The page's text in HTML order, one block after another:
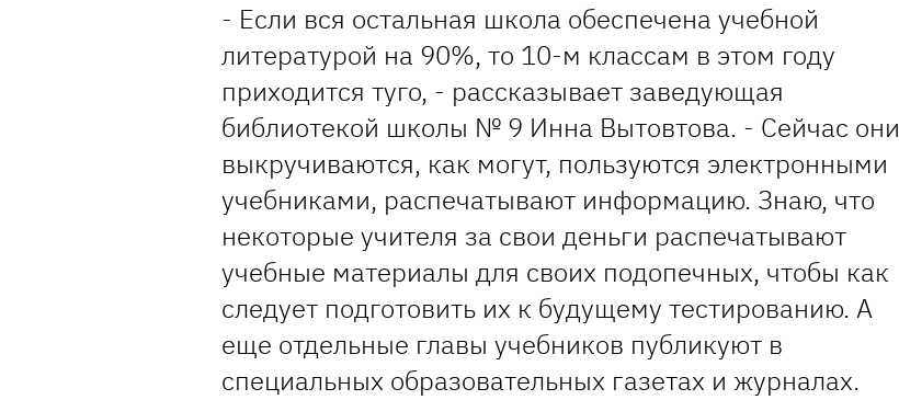
- Если вся остальная школа обеспечена учебной
литературой на 90%, то 10-м классам в этом году
приходится туго, - рассказывает заведующая
библиотекой школы № 9 Инна Вытовтова. - Сейчас они
выкручиваются, как могут, пользуются электронными
учебниками, распечатывают информацию. Знаю, что
некоторые учителя за свои деньги распечатывают
учебные материалы для своих подопечных, чтобы как
следует подготовить их к будущему тестированию. А
еще отдельные главы учебников публикуют в
специальных образовательных газетах и журналах.